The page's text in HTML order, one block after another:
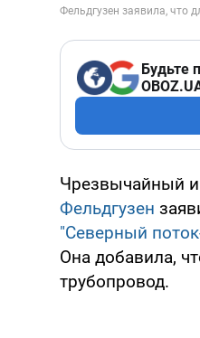
Будьте
Чрезвычайный
Фельдгузен
"Северный
Она добавила,
трубопровод.